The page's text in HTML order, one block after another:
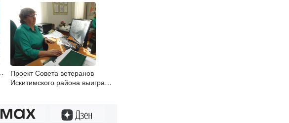
Проект Совета ветеранов
Искитимского района выиграл